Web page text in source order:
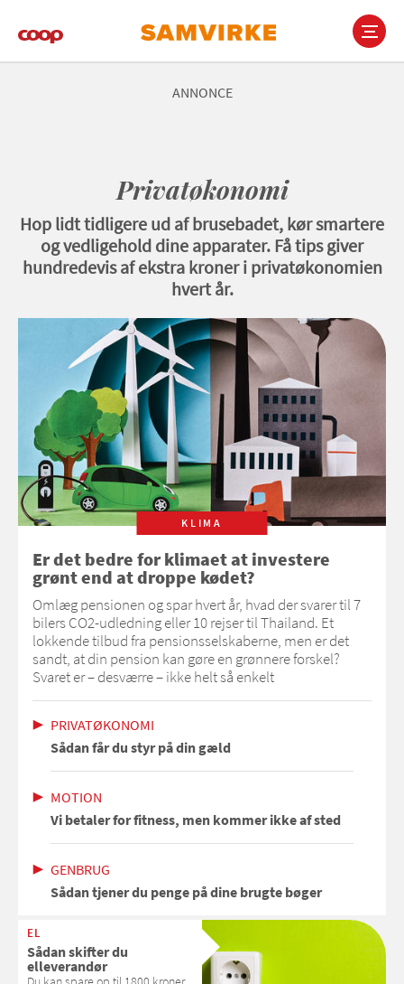
ANNONCE
Privatøkonomi
Hop lidt tidligere ud af brusebadet, kør smartere
og vedligehold dine apparater. Få tips giver
hundredevis af ekstra kroner i privatøkonomien
hvert år.
KLIMA
Er det bedre for klimaet at investere
grønt end at droppe kødet?
Omlæg pensionen og spar hvert år, hvad der svarer til 7
bilers CO2-udledning eller 10 rejser til Thailand. Et
lokkende tilbud fra pensionsselskaberne, men er det
sandt, at din pension kan gøre en grønnere forskel?
Svaret er – desværre – ikke helt så enkelt
PRIVATØKONOMI
Sådan får du styr på din gæld
MOTION
Vi betaler for fitness, men kommer ikke af sted
GENBRUG
Sådan tjener du penge på dine brugte bøger
EL
Sådan skifter du
elleverandør